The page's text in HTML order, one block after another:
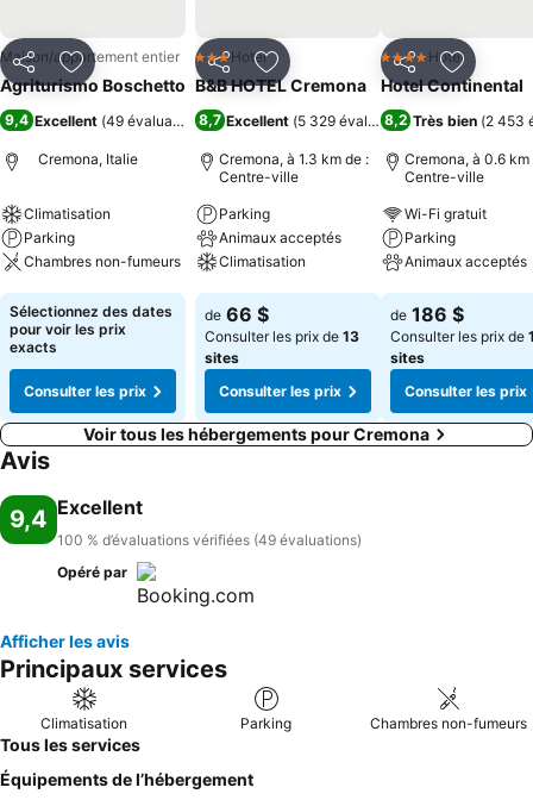
PartagerAjouter à mes favoris
Maison/appartement entier
Agriturismo Boschetto
9,4 Excellent (49 évaluations)
Cremona, Italie
Climatisation
Parking
Chambres non-fumeurs
Consulter les prix
Sélectionnez des dates
pour voir les prix
exacts
Consulter les prix
PartagerAjouter à mes favoris
3 ÉtoilesHotel
B&B HOTEL Cremona
8,7 Excellent (5 329 évaluations)
Cremona, à 1.3 km de :
Centre-ville
Parking
Animaux acceptés
Climatisation
Consulter les prix
de 66 $
Consulter les prix de 13
sites
Consulter les prix
PartagerAjouter
4 ÉtoilesHotel
Hotel Continental
8,2 Très bien (2 453
Cremona, à 0.6 km
Centre-ville
Wi-Fi gratuit
Parking
Animaux acceptés
Consulter les
de 186 $
Consulter les prix de
sites
Consulter les prix
Voir tous les hébergements pour Cremona
Avis
9,4 Excellent
100 % d’évaluations vérifiées (49 évaluations)
Opéré par
Afficher les avis
Principaux services
Climatisation Parking Chambres non-fumeurs
Tous les services
Équipements de l’hébergement